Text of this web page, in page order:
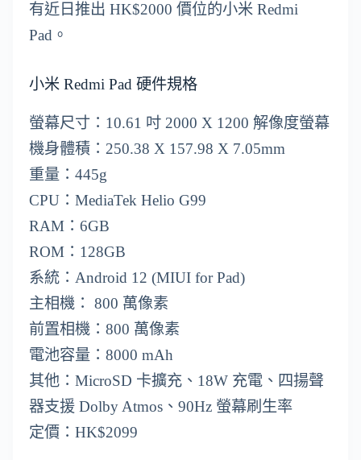
有近日推出 HK$2000 價位的小米 Redmi
Pad。
小米 Redmi Pad 硬件規格
螢幕尺寸：10.61 吋 2000 X 1200 解像度螢幕
機身體積：250.38 X 157.98 X 7.05mm
重量：445g
CPU：MediaTek Helio G99
RAM：6GB
ROM：128GB
系統：Android 12 (MIUI for Pad)
主相機： 800 萬像素
前置相機：800 萬像素
電池容量：8000 mAh
其他：MicroSD 卡擴充、18W 充電、四揚聲
器支援 Dolby Atmos、90Hz 螢幕刷生率
定價：HK$2099